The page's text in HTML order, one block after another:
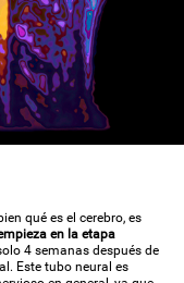
qué es el cerebro, es
en la etapa
4 semanas después de
Este tubo neural es